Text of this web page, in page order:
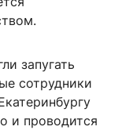
запугать
сотрудники
и проводится